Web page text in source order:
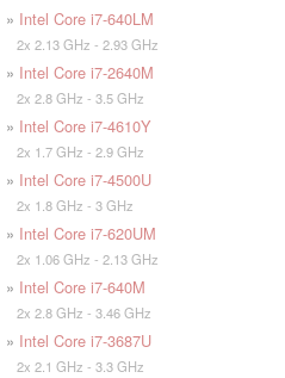
» Intel Core i7-640LM
2x 2.13 GHz - 2.93 GHz
» Intel Core i7-2640M
2x 2.8 GHz - 3.5 GHz
» Intel Core i7-4610Y
2x 1.7 GHz - 2.9 GHz
» Intel Core i7-4500U
2x 1.8 GHz - 3 GHz
» Intel Core i7-620UM
2x 1.06 GHz - 2.13 GHz
» Intel Core i7-640M
2x 2.8 GHz - 3.46 GHz
» Intel Core i7-3687U
2x 2.1 GHz - 3.3 GHz